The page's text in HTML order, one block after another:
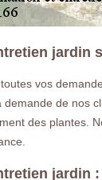
jardin
vos
demande de nos
des plantes.
jardin